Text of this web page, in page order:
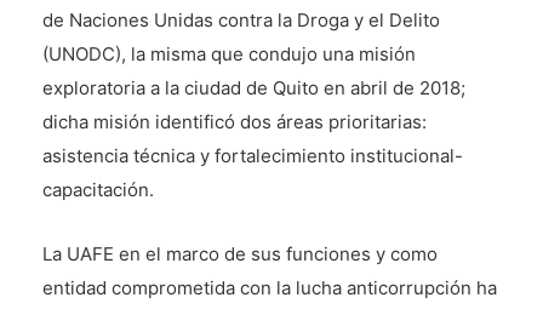
de Naciones Unidas contra la Droga y el Delito
(UNODC), la misma que condujo una misión
exploratoria a la ciudad de Quito en abril de 2018;
dicha misión identificó dos áreas prioritarias:
asistencia técnica y fortalecimiento institucional-
capacitación.
La UAFE en el marco de sus funciones y como
entidad comprometida con la lucha anticorrupción ha